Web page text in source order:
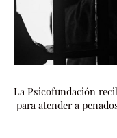
La Psicofundación
para atender a